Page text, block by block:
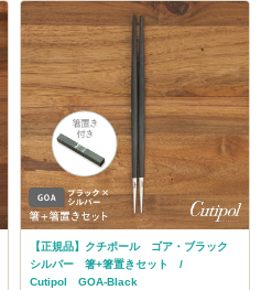
【正規品】クチポール ゴア・ブラック
シルバー 箸+箸置きセット /
Cutipol GOA-Black